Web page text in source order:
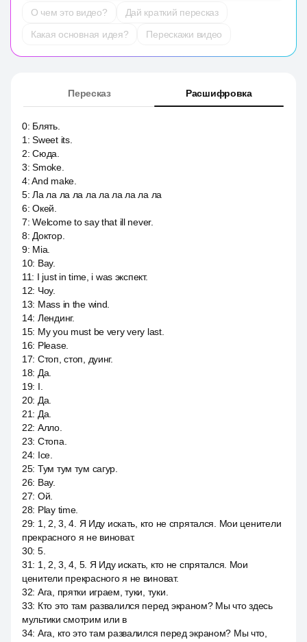
О чем это видео?
Дай краткий пересказ
Какая основная идея?
Перескажи видео
Пересказ Расшифровка
0: Блять.
1 :Sweet its.
2:Сюда.
3:Smoke.
4:And make.
5:Ла ла ла ла ла ла ла ла ла ла
6:Окей.
7:Welcome to say that ill never.
8: Доктор.
9: Mia.
10: Вау.
11: I just in time, i was экспект.
12: Чоу.
13: Mass in the wind.
14: Лендинг.
15: My you must be very very last.
16: Please.
17: Стоп, стоп, дуинг.
18: Да.
19: I.
20: Да.
21: Да.
22: Алло.
23: Стопа.
24: Ice.
25: Тум тум тум сагур.
26: Вау.
27: Ой.
28: Play time.
29: 1, 2, 3, 4. Я Иду искать, кто не спрятался. Мои ценители
прекрасного я не виноват.
30: 5.
31: 1, 2, 3, 4, 5. Я Иду искать, кто не спрятался. Мои
ценители прекрасного я не виноват.
32: Ага, прятки играем, туки, туки.
33: Кто это там развалился перед экраном? Мы что здесь
мультики смотрим или в
34: Ага, кто это там развалился перед экраном? Мы что,